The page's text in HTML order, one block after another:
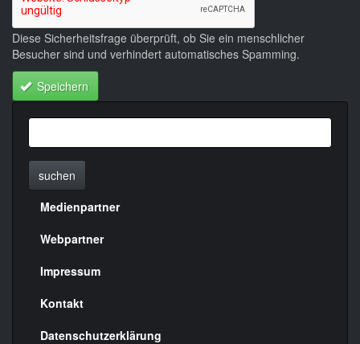
Diese Sicherheitsfrage überprüft, ob Sie ein menschlicher
Besucher sind und verhindert automatisches Spamming.
Speichern
suchen
Menülinks
rechte
Seite
Medienpartner
Webpartner
Impressum
Kontakt
Datenschutzerklärung